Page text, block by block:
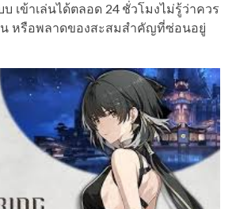
เข้าเล่นได้ตลอด 24 ชั่วโมงไม่รู้ว่าควร
น หรือพลาดของสะสมสำคัญที่ซ่อนอยู่